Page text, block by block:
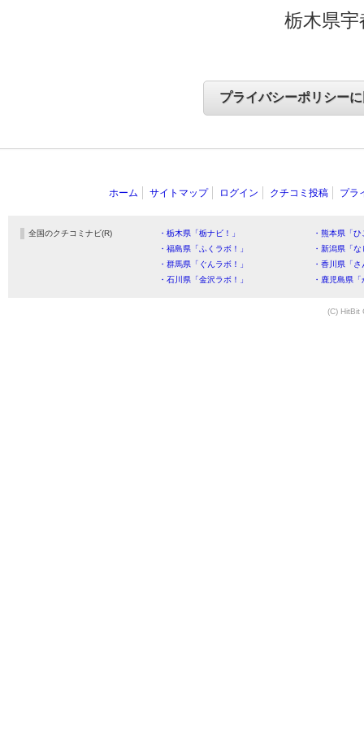
栃木県
ホーム サイトマップ ログイン クチコミ投稿 プラ
全国のクチコミナビ(R) ・栃木県「栃ナビ！」
・熊本県「
・福島県「ふくラボ！」
・新潟県「
・群馬県「ぐんラボ！」
・香川県「
・石川県「金沢ラボ！」
・鹿児島県
(C) HitBit